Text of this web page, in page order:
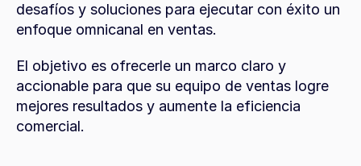
desafíos y soluciones para ejecutar con éxito un
enfoque omnicanal en ventas.
El objetivo es ofrecerle un marco claro y
accionable para que su equipo de ventas logre
mejores resultados y aumente la eficiencia
comercial.